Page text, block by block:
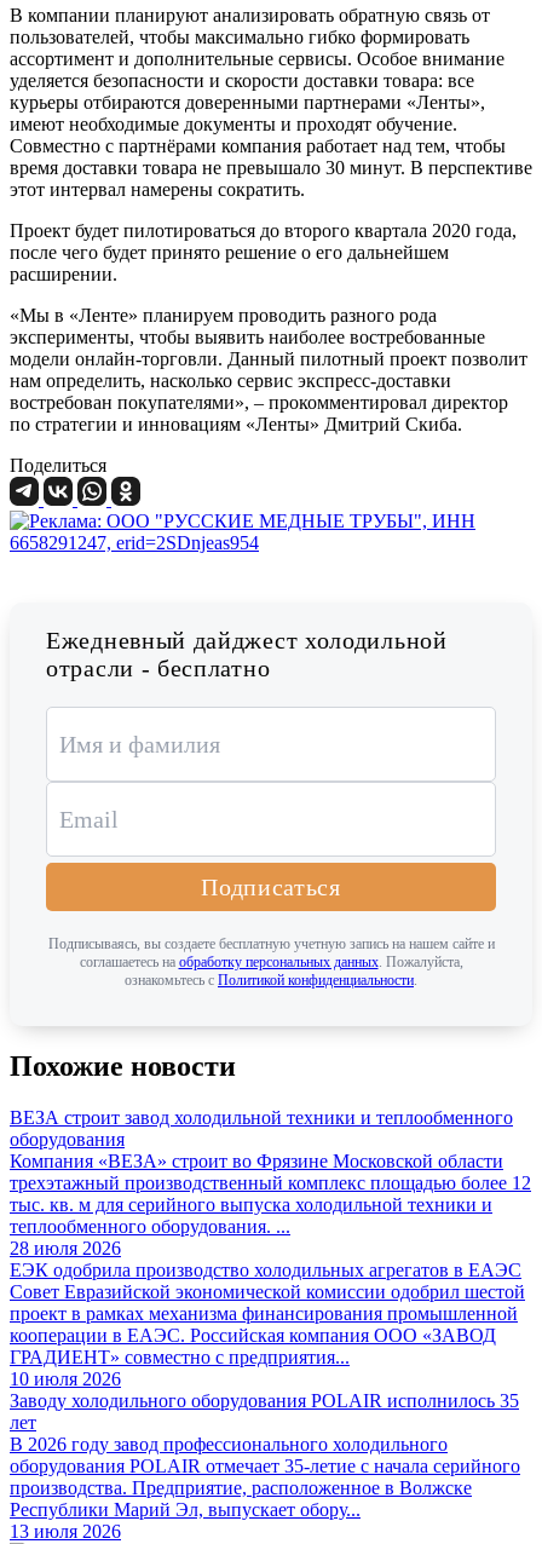
В компании планируют анализировать обратную связь от
пользователей, чтобы максимально гибко формировать
ассортимент и дополнительные сервисы. Особое внимание
уделяется безопасности и скорости доставки товара: все
курьеры отбираются доверенными партнерами «Ленты»,
имеют необходимые документы и проходят обучение.
Совместно с партнёрами компания работает над тем, чтобы
время доставки товара не превышало 30 минут. В перспективе
этот интервал намерены сократить.
Проект будет пилотироваться до второго квартала 2020 года,
после чего будет принято решение о его дальнейшем
расширении.
«Мы в «Ленте» планируем проводить разного рода
эксперименты, чтобы выявить наиболее востребованные
модели онлайн-торговли. Данный пилотный проект позволит
нам определить, насколько сервис экспресс-доставки
востребован покупателями», – прокомментировал директор
по стратегии и инновациям «Ленты» Дмитрий Скиба.
Поделиться
Ежедневный дайджест холодильной
отрасли - бесплатно
Подписаться
Подписываясь, вы создаете бесплатную учетную запись на нашем сайте и
соглашаетесь на обработку персональных данных. Пожалуйста,
ознакомьтесь с Политикой конфиденциальности.
Похожие новости
ВЕЗА строит завод холодильной техники и теплообменного
оборудования
Компания «ВЕЗА» строит во Фрязине Московской области
трехэтажный производственный комплекс площадью более 12
тыс. кв. м для серийного выпуска холодильной техники и
теплообменного оборудования. ...
28 июля 2026
ЕЭК одобрила производство холодильных агрегатов в ЕАЭС
Совет Евразийской экономической комиссии одобрил шестой
проект в рамках механизма финансирования промышленной
кооперации в ЕАЭС. Российская компания ООО «ЗАВОД
ГРАДИЕНТ» совместно с предприятия...
10 июля 2026
Заводу холодильного оборудования POLAIR исполнилось 35
лет
В 2026 году завод профессионального холодильного
оборудования POLAIR отмечает 35-летие с начала серийного
производства. Предприятие, расположенное в Волжске
Республики Марий Эл, выпускает обору...
13 июля 2026